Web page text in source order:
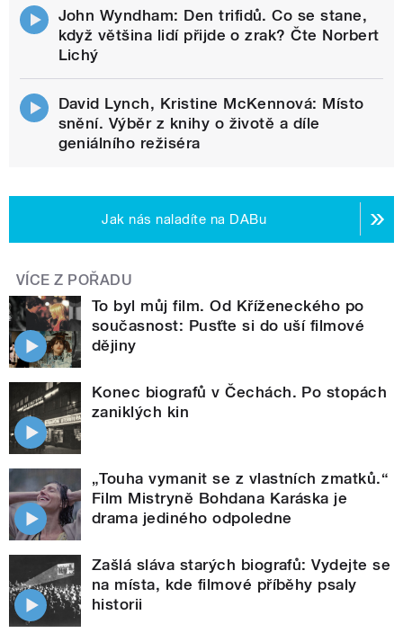
John Wyndham: Den trifidů. Co se stane,
když většina lidí přijde o zrak? Čte Norbert
Lichý
David Lynch, Kristine McKennová: Místo
snění. Výběr z knihy o životě a díle
geniálního režiséra
Jak nás naladíte na DABu
VÍCE Z POŘADU
To byl můj film. Od Kříženeckého po
současnost: Pusťte si do uší filmové
dějiny
Konec biografů v Čechách. Po stopách
zaniklých kin
„Touha vymanit se z vlastních zmatků.“
Film Mistryně Bohdana Karáska je
drama jediného odpoledne
Zašlá sláva starých biografů: Vydejte se
na místa, kde filmové příběhy psaly
historii